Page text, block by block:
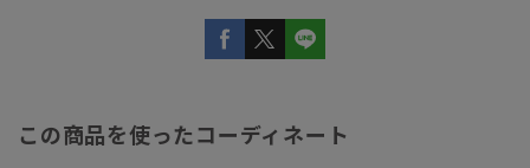
この商品を使ったコーディネート